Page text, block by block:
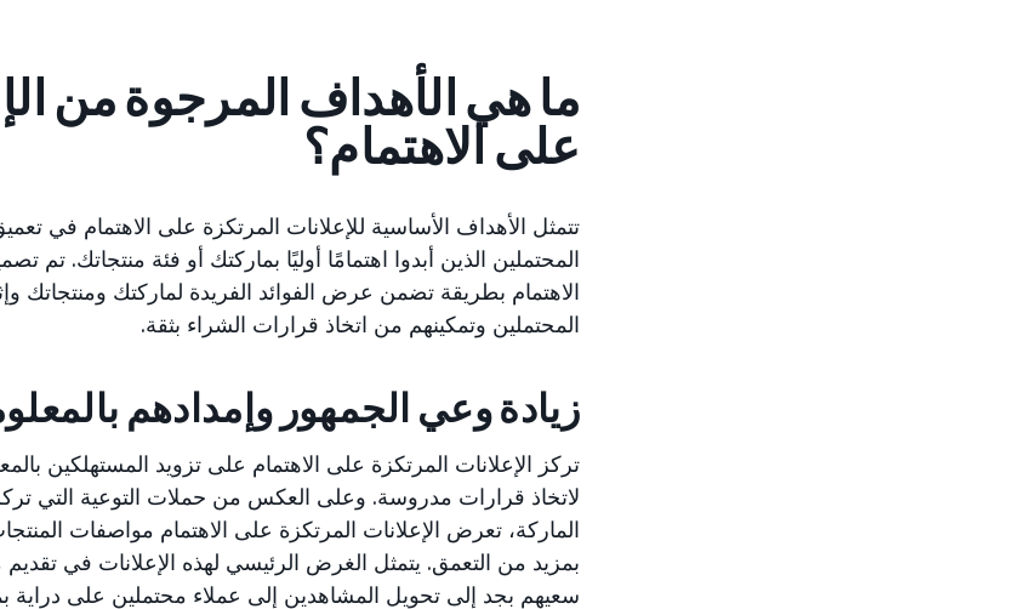
ما هي الأهداف المرجوة من
على الاهتمام؟
تتمثل الأهداف الأساسية للإعلانات المرتكزة على الاهتمام في
المحتملين الذين أبدوا اهتمامًا أوليًا بماركتك أو فئة منتجاتك. تم
الاهتمام بطريقة تضمن عرض الفوائد الفريدة لماركتك ومنتجاتك
المحتملين وتمكينهم من اتخاذ قرارات الشراء بثقة.
زيادة وعي الجمهور وإمدادهم
تركز الإعلانات المرتكزة على الاهتمام على تزويد المستهلكين
لاتخاذ قرارات مدروسة. وعلى العكس من حملات التوعية التي
الماركة، تعرض الإعلانات المرتكزة على الاهتمام مواصفات
بمزيد من التعمق. يتمثل الغرض الرئيسي لهذه الإعلانات في تقديم
سعيهم بجد إلى تحويل المشاهدين إلى عملاء محتملين على دراية